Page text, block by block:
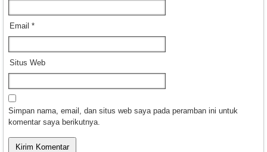
Email *
Situs Web
Simpan nama, email, dan situs web saya pada peramban ini untuk
komentar saya berikutnya.